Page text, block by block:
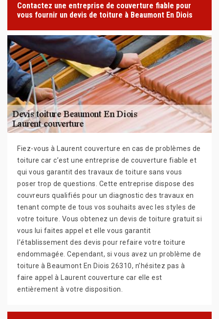
Contactez une entreprise de couverture fiable pour
vous fournir un devis de toiture à Beaumont En Diois
Fiez-vous à Laurent couverture en cas de problèmes de
toiture car c’est une entreprise de couverture fiable et
qui vous garantit des travaux de toiture sans vous
poser trop de questions. Cette entreprise dispose des
couvreurs qualifiés pour un diagnostic des travaux en
tenant compte de tous vos souhaits avec les styles de
votre toiture. Vous obtenez un devis de toiture gratuit si
vous lui faites appel et elle vous garantit
l’établissement des devis pour refaire votre toiture
endommagée. Cependant, si vous avez un problème de
toiture à Beaumont En Diois 26310, n’hésitez pas à
faire appel à Laurent couverture car elle est
entièrement à votre disposition.